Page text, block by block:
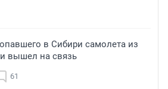
в Сибири самолета из
вышел на связь
61